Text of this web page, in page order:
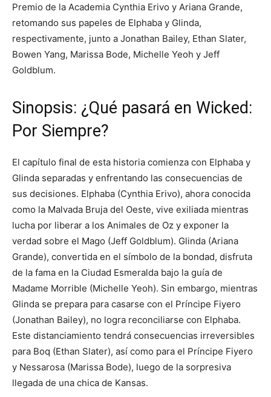
Premio de la Academia Cynthia Erivo y Ariana Grande,
retomando sus papeles de Elphaba y Glinda,
respectivamente, junto a Jonathan Bailey, Ethan Slater,
Bowen Yang, Marissa Bode, Michelle Yeoh y Jeff
Goldblum.
Sinopsis: ¿Qué pasará en Wicked:
Por Siempre?
El capítulo final de esta historia comienza con Elphaba y
Glinda separadas y enfrentando las consecuencias de
sus decisiones. Elphaba (Cynthia Erivo), ahora conocida
como la Malvada Bruja del Oeste, vive exiliada mientras
lucha por liberar a los Animales de Oz y exponer la
verdad sobre el Mago (Jeff Goldblum). Glinda (Ariana
Grande), convertida en el símbolo de la bondad, disfruta
de la fama en la Ciudad Esmeralda bajo la guía de
Madame Morrible (Michelle Yeoh). Sin embargo, mientras
Glinda se prepara para casarse con el Príncipe Fiyero
(Jonathan Bailey), no logra reconciliarse con Elphaba.
Este distanciamiento tendrá consecuencias irreversibles
para Boq (Ethan Slater), así como para el Príncipe Fiyero
y Nessarosa (Marissa Bode), luego de la sorpresiva
llegada de una chica de Kansas.